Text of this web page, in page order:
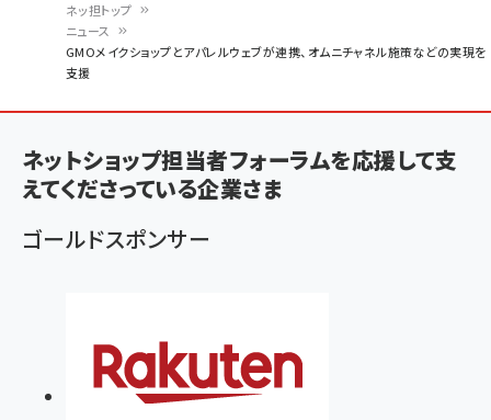
く
ず
ネッ担トップ
ニュース
GMOメイクショップとアパレルウェブが連携、オムニチャネル施策などの実現を
支援
ネットショップ担当者フォーラムを応援して支
えてくださっている企業さま
ゴールドスポンサー